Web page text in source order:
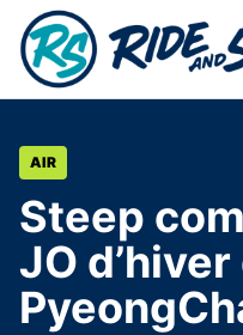
Aller au contenu
AIR
Steep
JO